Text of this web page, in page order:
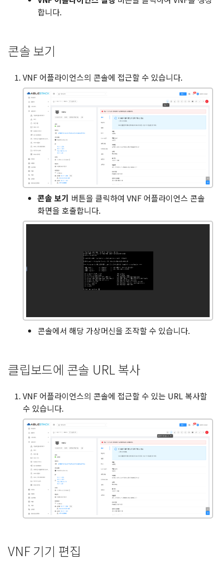
합니다.
콘솔 보기
VNF 어플라이언스의 콘솔에 접근할 수 있습니다.
콘솔 보기 버튼을 클릭하여 VNF 어플라이언스 콘솔
화면을 호출합니다.
콘솔에서 해당 가상머신을 조작할 수 있습니다.
클립보드에 콘솔 URL 복사
VNF 어플라이언스의 콘솔에 접근할 수 있는 URL 복사할
수 있습니다.
VNF 기기 편집